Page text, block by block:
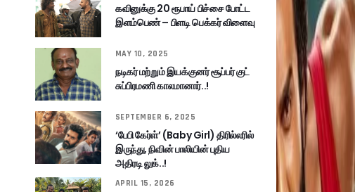
கவினுக்கு 20 ரூபாய் பிச்சை போட்ட
இளம்பெண் – பிளடி பெக்கர் விளைவு
MAY 10, 2025
நடிகர் மற்றும் இயக்குனர் சூப்பர் குட்
சுப்பிரமணி காலமானார்..!
SEPTEMBER 6, 2025
‘பேபி கேர்ள்’ (Baby Girl) திரில்லரில்
இருந்து, நிவின் பாலியின் புதிய
அதிரடி லுக்..!
APRIL 15, 2026